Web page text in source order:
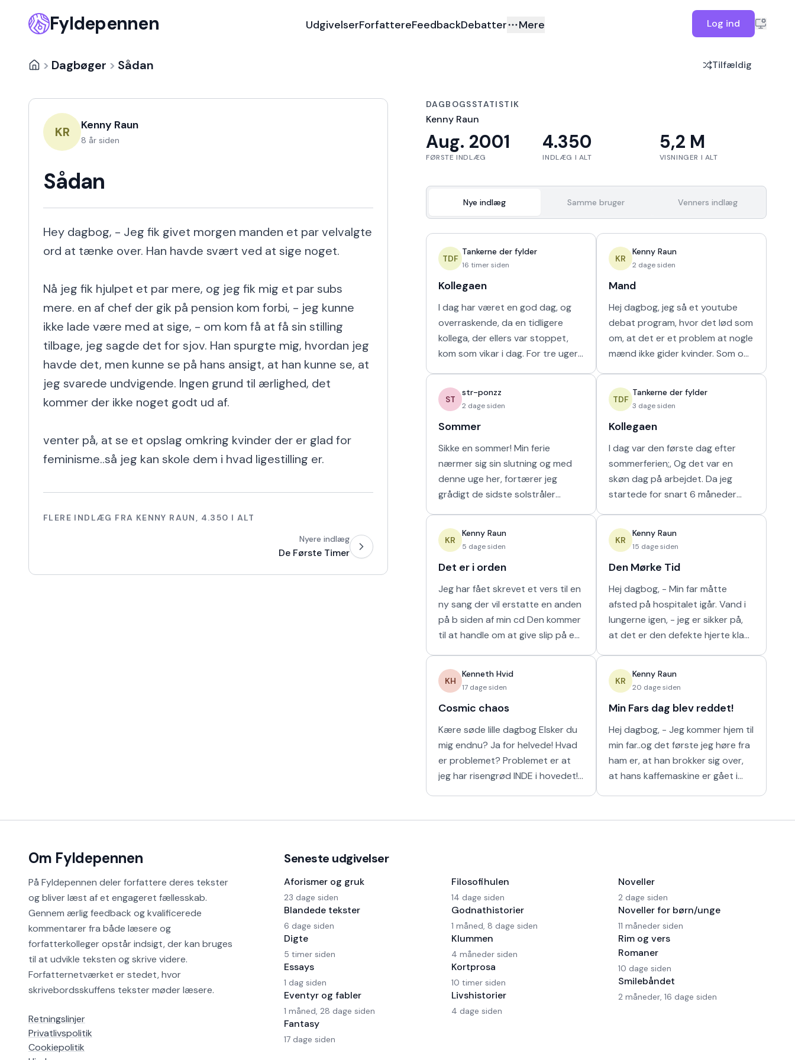
Fyldepennen UdgivelserForfattereFeedbackDebatter Mere Log ind
> Dagbøger > Sådan Tilfældig
KR Kenny Raun
8 år siden
Sådan
Hey dagbog, - Jeg fik givet morgen manden et par velvalgte
ord at tænke over. Han havde svært ved at sige noget.
Nå jeg fik hjulpet et par mere, og jeg fik mig et par subs
mere. en af chef der gik på pension kom forbi, - jeg kunne
ikke lade være med at sige, - om kom få at få sin stilling
tilbage, jeg sagde det for sjov. Han spurgte mig, hvordan jeg
havde det, men kunne se på hans ansigt, at han kunne se, at
jeg svarede undvigende. Ingen grund til ærlighed, det
kommer der ikke noget godt ud af.
venter på, at se et opslag omkring kvinder der er glad for
feminisme..så jeg kan skole dem i hvad ligestilling er.
FLERE INDLÆG FRA KENNY RAUN , 4.350 I ALT
Nyere indlæg
De Første Timer
DAGBOGSSTATISTIK
Kenny Raun
Aug. 2001
FØRSTE INDLÆG
4.350
INDLÆG I ALT
5,2 M
VISNINGER I ALT
Nye indlæg Samme bruger Venners indlæg
TDF
Tankerne der fylder
16 timer siden
Kollegaen
I dag har været en god dag, og
overraskende, da en tidligere
kollega, der ellers var stoppet,
kom som vikar i dag. For tre uger
havd
ST
str-ponzz
2 dage siden
Sommer
Sikke en sommer! Min ferie
nærmer sig sin slutning og med
denne uge her, fortærer jeg
grådigt de sidste solstråler
naturligvis er muligt m
KR
Kenny Raun
5 dage siden
Det er i orden
Jeg har fået skrevet et vers til en
ny sang der vil erstatte en anden
på b siden af min cd Den kommer
til at handle om at give slip på en
KH
Kenneth Hvid
17 dage siden
Cosmic chaos
Kære søde lille dagbog Elsker du
mig endnu? Ja for helvede! Hvad
er problemet? Problemet er at
jeg har risengrød INDE i hovedet!
KR
Kenny Raun
2 dage siden
Mand
Hej dagbog, jeg så et youtube
debat program, hvor det lød som
om, at det er et problem at nogle
mænd ikke gider kvinder. Som om
vende den
TDF
Tankerne der fylder
3 dage siden
Kollegaen
I dag var den første dag efter
sommerferien;, Og det var en
skøn dag på arbejdet. Da jeg
startede for snart 6 måneder
naturligt hur
KR
Kenny Raun
15 dage siden
Den Mørke Tid
Hej dagbog, - Min far måtte
afsted på hospitalet igår. Vand i
lungerne igen, - jeg er sikker på,
at det er den defekte hjerte klap
viser
KR
Kenny Raun
20 dage siden
Min Fars dag blev reddet!
Hej dagbog, - Jeg kommer hjem til
min far..og det første jeg høre fra
ham er, at han brokker sig over,
at hans kaffemaskine er gået i
Om Fyldepennen
På Fyldepennen deler forfattere deres tekster
og bliver læst af et engageret fællesskab.
Gennem ærlig feedback og kvalificerede
kommentarer fra både læsere og
forfatterkolleger opstår indsigt, der kan bruges
til at udvikle teksten og skrive videre.
Forfatternetværket er stedet, hvor
skrivebordsskuffens tekster møder læsere.
Retningslinjer
Privatlivspolitik
Cookiepolitik
Seneste udgivelser
Aforismer og gruk
23 dage siden
Blandede tekster
6 dage siden
Digte
5 timer siden
Essays
1 dag siden
Eventyr og fabler
1 måned, 28 dage siden
Fantasy
17 dage siden
Filosofihulen
14 dage siden
Godnathistorier
1 måned, 8 dage siden
Klummen
4 måneder siden
Kortprosa
10 timer siden
Livshistorier
4 dage siden
Noveller
2 dage siden
Noveller for børn/unge
11 måneder siden
Rim og vers
Romaner
10 dage siden
Smilebåndet
2 måneder, 16 dage siden